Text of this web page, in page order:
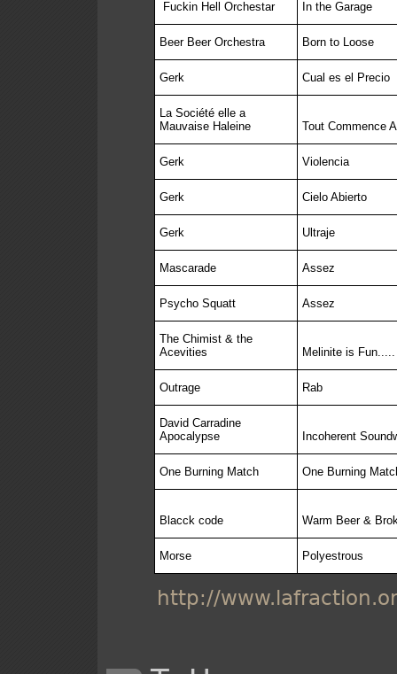
Fuckin Hell Orchestar In the Garage
Beer Beer Orchestra Born to Loose
Gerk Cual es el Precio
La Société elle a
Mauvaise Haleine
Tout Commence
Gerk Violencia
Gerk Cielo Abierto
Gerk Ultraje
Mascarade Assez
Psycho Squatt Assez
The Chimist & the
Acevities
Melinite is Fun.....
Outrage Rab
David Carradine
Apocalypse
Incoherent
One Burning Match One Burning
Blacck code Warm Beer &
Morse Polyestrous
http://